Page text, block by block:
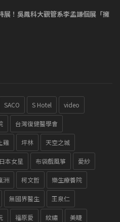
展！吳鳳科大觀管系李孟謙個展「擁
SACO S Hotel video
台灣復健醫學會
雞 坪林 天空之城
本女星 布袋戲風箏 愛紗
洲 柯文哲 樂生療養院
無國界醫生 王泉仁
福原愛 紋繡 美睫